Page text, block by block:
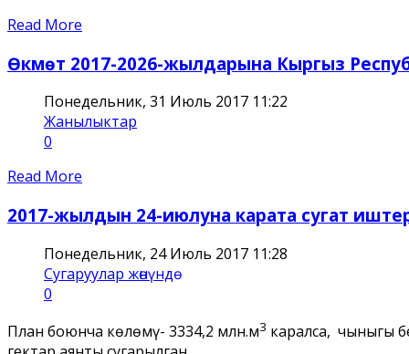
Read More
Өкмөт 2017-2026-жылдарына Кыргыз
Понедельник, 31 Июль 2017 11:22
Жанылыктар
0
Read More
2017-жылдын 24-июлуна карата сугат
Понедельник, 24 Июль 2017 11:28
Сугаруулар жѳнүндѳ
0
План боюнча көлөмү- 3334,2 млн.м3 каралса, чыныгы